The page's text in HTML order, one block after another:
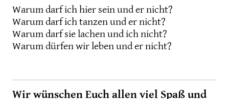
Warum darf ich hier sein und er nicht?
Warum darf ich tanzen und er nicht?
Warum darf sie lachen und ich nicht?
Warum dürfen wir leben und er nicht?
Wir wünschen Euch allen viel Spaß und